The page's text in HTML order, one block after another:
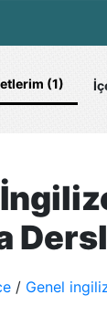
(1)
/ Genel